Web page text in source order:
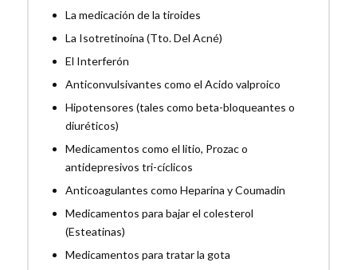
La medicación de la tiroides
La Isotretinoína (Tto. Del Acné)
El Interferón
Anticonvulsivantes como el Acido valproico
Hipotensores (tales como beta-bloqueantes o
diuréticos)
Medicamentos como el litio, Prozac o
antidepresivos tri-cíclicos
Anticoagulantes como Heparina y Coumadin
Medicamentos para bajar el colesterol
(Esteatinas)
Medicamentos para tratar la gota